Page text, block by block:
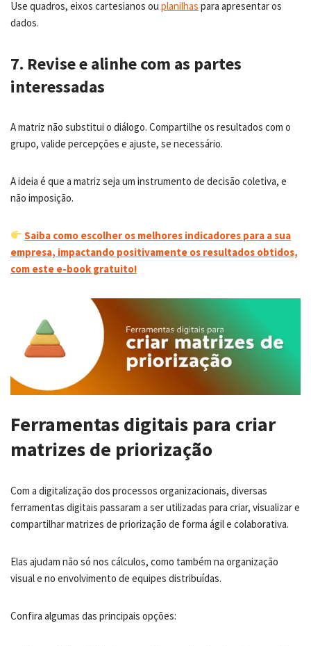
Use quadros, eixos cartesianos ou planilhas para apresentar os
dados.
7. Revise e alinhe com as partes
interessadas
A matriz não substitui o diálogo. Compartilhe os resultados com o
grupo, valide percepções e ajuste, se necessário.
A ideia é que a matriz seja um instrumento de decisão coletiva, e
não imposição.
Saiba como escolher os melhores indicadores para a sua
empresa, impactando positivamente os resultados obtidos,
com este e-book gratuito!
Ferramentas digitais para criar
matrizes de priorização
Com a digitalização dos processos organizacionais, diversas
ferramentas digitais passaram a ser utilizadas para criar, visualizar e
compartilhar matrizes de priorização de forma ágil e colaborativa.
Elas ajudam não só nos cálculos, como também na organização
visual e no envolvimento de equipes distribuídas.
Confira algumas das principais opções: